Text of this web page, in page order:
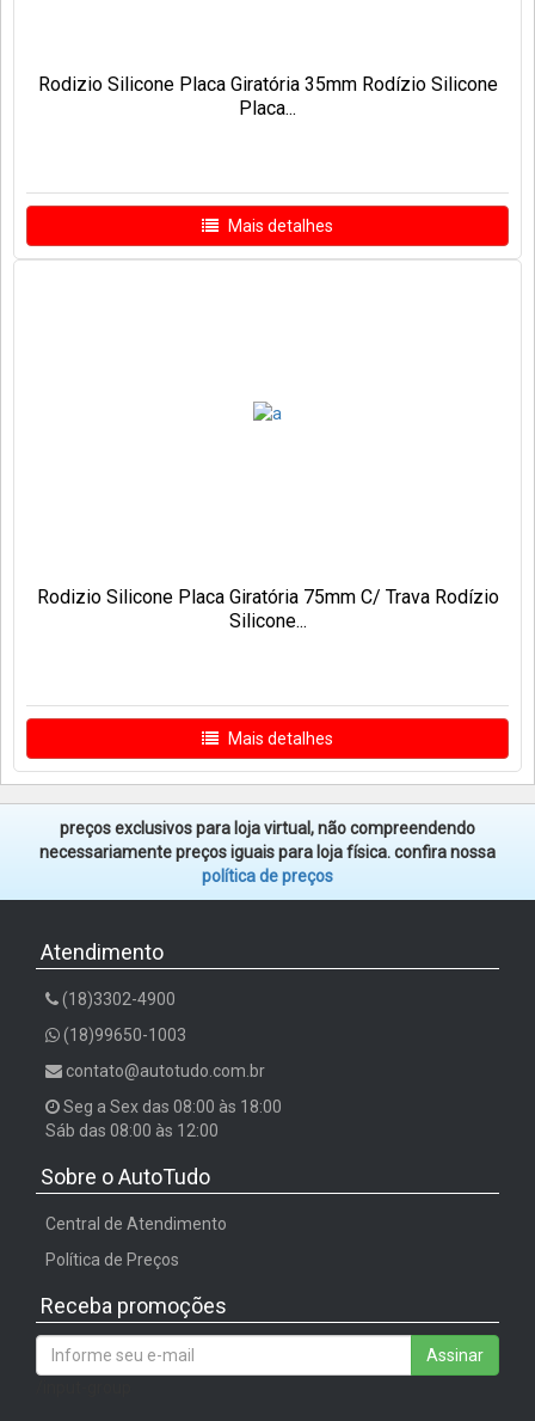
Rodizio Silicone Placa Giratória 35mm Rodízio Silicone
Placa...
Mais detalhes
Rodizio Silicone Placa Giratória 75mm C/ Trava Rodízio
Silicone...
Mais detalhes
preços exclusivos para loja virtual, não compreendendo
necessariamente preços iguais para loja física. confira nossa
política de preços
Atendimento
(18)3302-4900
(18)99650-1003
contato@autotudo.com.br
Seg a Sex das 08:00 às 18:00
Sáb das 08:00 às 12:00
Sobre o AutoTudo
Central de Atendimento
Política de Preços
Receba promoções
Assinar